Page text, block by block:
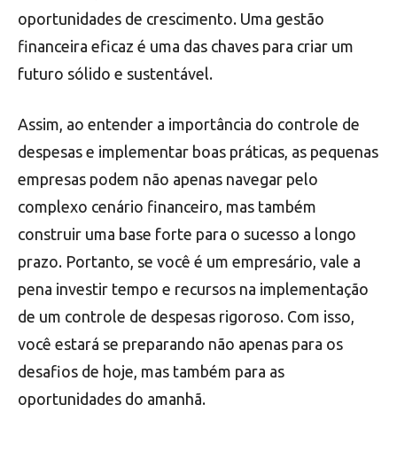
oportunidades de crescimento. Uma gestão
financeira eficaz é uma das chaves para criar um
futuro sólido e sustentável.
Assim, ao entender a importância do controle de
despesas e implementar boas práticas, as pequenas
empresas podem não apenas navegar pelo
complexo cenário financeiro, mas também
construir uma base forte para o sucesso a longo
prazo. Portanto, se você é um empresário, vale a
pena investir tempo e recursos na implementação
de um controle de despesas rigoroso. Com isso,
você estará se preparando não apenas para os
desafios de hoje, mas também para as
oportunidades do amanhã.